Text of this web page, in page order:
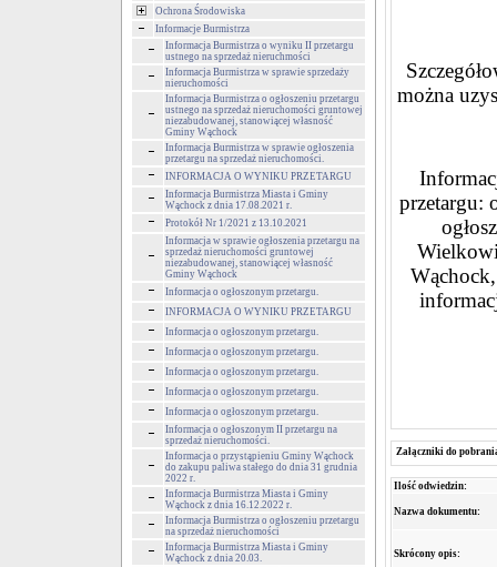
Ochrona Środowiska
Informacje Burmistrza
Informacja Burmistrza o wyniku II przetargu
ustnego na sprzedaż nieruchmości
Informacja Burmistrza w sprawie sprzedaży
nieruchomości
Informacja Burmistrza o ogłoszeniu przetargu
ustnego na sprzedaż nieruchomości gruntowej
niezabudowanej, stanowiącej własność
Gminy Wąchock
Informacja Burmistrza w sprawie ogłoszenia
przetargu na sprzedaż nieruchomości.
INFORMACJA O WYNIKU PRZETARGU
Informacja Burmistrza Miasta i Gminy
Wąchock z dnia 17.08.2021 r.
Protokół Nr 1/2021 z 13.10.2021
Informacja w sprawie ogłoszenia przetargu na
sprzedaż nieruchomości gruntowej
niezabudowanej, stanowiącej własność
Gminy Wąchock
Informacja o ogłoszonym przetargu.
INFORMACJA O WYNIKU PRZETARGU
Informacja o ogłoszonym przetargu.
Informacja o ogłoszonym przetargu.
Informacja o ogłoszonym przetargu.
Informacja o ogłoszonym przetargu.
Informacja o ogłoszonym przetargu.
Informacja o ogłoszonym II przetargu na
sprzedaż nieruchomości.
Informacja o przystąpieniu Gminy Wąchock
do zakupu paliwa stałego do dnia 31 grudnia
2022 r.
Informacja Burmistrza Miasta i Gminy
Wąchock z dnia 16.12.2022 r.
Informacja Burmistrza o ogłoszeniu przetargu
na sprzedaż nieruchomości
Informacja Burmistrza Miasta i Gminy
Wąchock z dnia 20.03.
można
przetargu:
Załączniki do
Ilość odwiedzin:
Nazwa dokumentu:
Skrócony opis: